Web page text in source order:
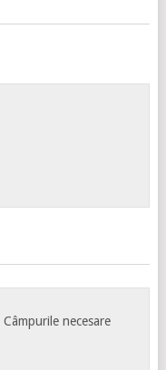
Câmpurile necesare